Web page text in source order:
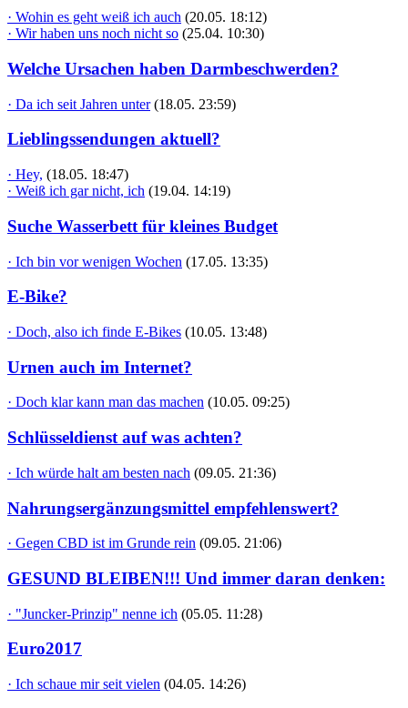
· Wohin es geht weiß ich auch (20.05. 18:12)
· Wir haben uns noch nicht so (25.04. 10:30)
Welche Ursachen haben Darmbeschwerden?
· Da ich seit Jahren unter (18.05. 23:59)
Lieblingssendungen aktuell?
· Hey, (18.05. 18:47)
· Weiß ich gar nicht, ich (19.04. 14:19)
Suche Wasserbett für kleines Budget
· Ich bin vor wenigen Wochen (17.05. 13:35)
E-Bike?
· Doch, also ich finde E-Bikes (10.05. 13:48)
Urnen auch im Internet?
· Doch klar kann man das machen (10.05. 09:25)
Schlüsseldienst auf was achten?
· Ich würde halt am besten nach (09.05. 21:36)
Nahrungsergänzungsmittel empfehlenswert?
· Gegen CBD ist im Grunde rein (09.05. 21:06)
GESUND BLEIBEN!!! Und immer daran denken:
· "Juncker-Prinzip" nenne ich (05.05. 11:28)
Euro2017
· Ich schaue mir seit vielen (04.05. 14:26)